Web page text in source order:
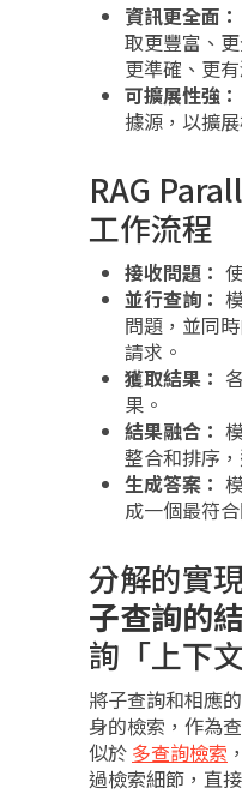
資訊更全面：
取更豐富、
更準確、更
可擴展性強：
據源，以擴
RAG
工作流程
接收問題：
並行查詢：
問題，並同
請求。
獲取結果：
果。
結果融合：
整合和排序
生成答案：
成一個最符
分解的實
子查詢的
詢「上下文
將子查詢和相應
身的檢索，作為
似於 多查詢檢索
過檢索細節，直